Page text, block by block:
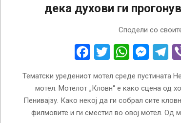
дека духови ги
Сподели со
Facebook
Twitter
Тематски уредениот мотел среде пустината
мотел. Мотелот „Кловн“ е како сцена од
Пенивајзу. Како некој да ги собрал сите
филмовите и ги сместил во овој мотел. Од